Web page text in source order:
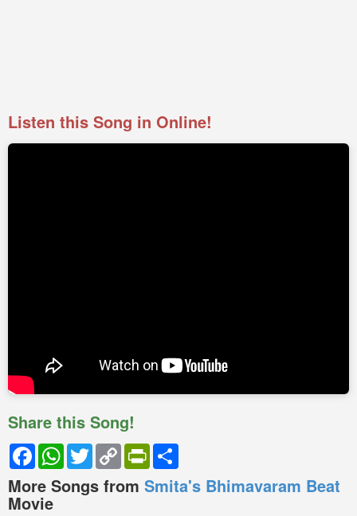
Listen this Song in Online!
Share this Song!
FacebookWhatsApp
TwitterCopy
Link
PrintFriendly
More Songs from Smita's Bhimavaram Beat
Movie